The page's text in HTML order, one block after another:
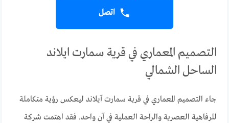
اتصل
التصميم المعماري في قرية سمارت ايلاند
الساحل الشمالي
جاء التصميم المعماري في قرية سمارت آيلاند ليعكس رؤية متكاملة
للرفاهية العصرية والراحة العملية في آن واحد. فقد اهتمت شركة